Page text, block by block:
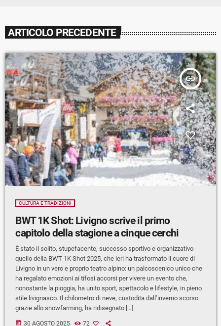
ARTICOLO PRECEDENTE
insert_link
CULTURA E TRADIZIONI
BWT 1K Shot: Livigno scrive il primo
capitolo della stagione a cinque cerchi
È stato il solito, stupefacente, successo sportivo e organizzativo
quello della BWT 1K Shot 2025, che ieri ha trasformato il cuore di
Livigno in un vero e proprio teatro alpino: un palcoscenico unico che
ha regalato emozioni ai tifosi accorsi per vivere un evento che,
nonostante la pioggia, ha unito sport, spettacolo e lifestyle, in pieno
stile livignasco. Il chilometro di neve, custodita dall’inverno scorso
grazie allo snowfarming, ha ridisegnato […]
today 30 AGOSTO 2025 72